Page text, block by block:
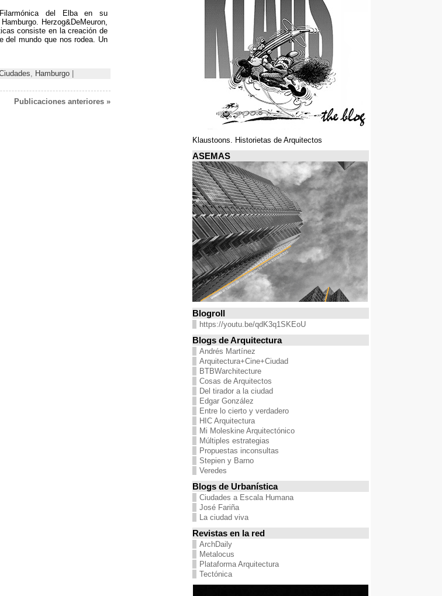
del Elba en su
Herzog&DeMeuron,
consiste en la creación de
del mundo que nos rodea. Un
Hamburgo |
Publicaciones anteriores »
Klaustoons. Historietas de Arquitectos
ASEMAS
Blogroll
https://youtu.be/qdK3q1SKEoU
Blogs de Arquitectura
Andrés Martínez
Arquitectura+Cine+Ciudad
BTBWarchitecture
Cosas de Arquitectos
Del tirador a la ciudad
Edgar González
Entre lo cierto y verdadero
HIC Arquitectura
Mi Moleskine Arquitectónico
Múltiples estrategias
Propuestas inconsultas
Stepien y Barno
Veredes
Blogs de Urbanística
Ciudades a Escala Humana
José Fariña
La ciudad viva
Revistas en la red
ArchDaily
Metalocus
Plataforma Arquitectura
Tectónica